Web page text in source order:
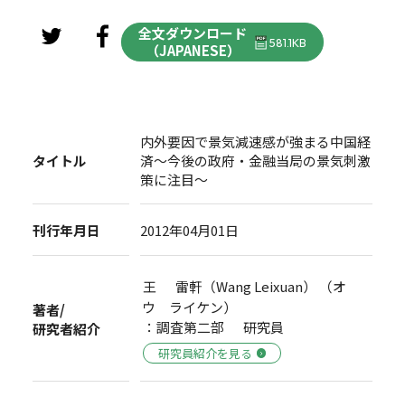
全文ダウンロード
（JAPANESE）
581.1KB
タイトル
内外要因で景気減速感が強まる中国経
済～今後の政府・金融当局の景気刺激
策に注目～
刊行年月日 2012年04月01日
著者/
研究者紹介
王 雷軒（Wang Leixuan） （オ
ウ ライケン）
：調査第二部 研究員
研究員紹介を見る